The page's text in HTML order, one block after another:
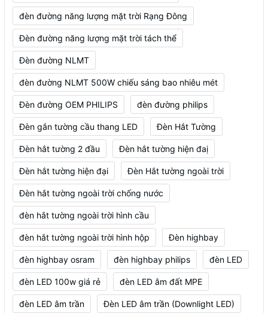
đèn đường năng lượng mặt trời Rạng Đông
Đèn đường năng lượng mặt trời tách thể
Đèn đường NLMT
đèn đường NLMT 500W chiếu sáng bao nhiêu mét
Đèn đường OEM PHILIPS đèn đường philips
Đèn gắn tường cầu thang LED Đèn Hắt Tường
Đèn hắt tường 2 đầu Đèn hắt tường hiện đaị
Đèn hắt tường hiện đại Đèn Hắt tường ngoài trời
Đèn hắt tường ngoài trời chống nước
đèn hắt tường ngoài trời hình cầu
đèn hắt tường ngoài trời hình hộp Đèn highbay
đèn highbay osram đèn highbay philips đèn LED
đèn LED 100w giá rẻ đèn LED âm đất MPE
đèn LED âm trần Đèn LED âm trần (Downlight LED)